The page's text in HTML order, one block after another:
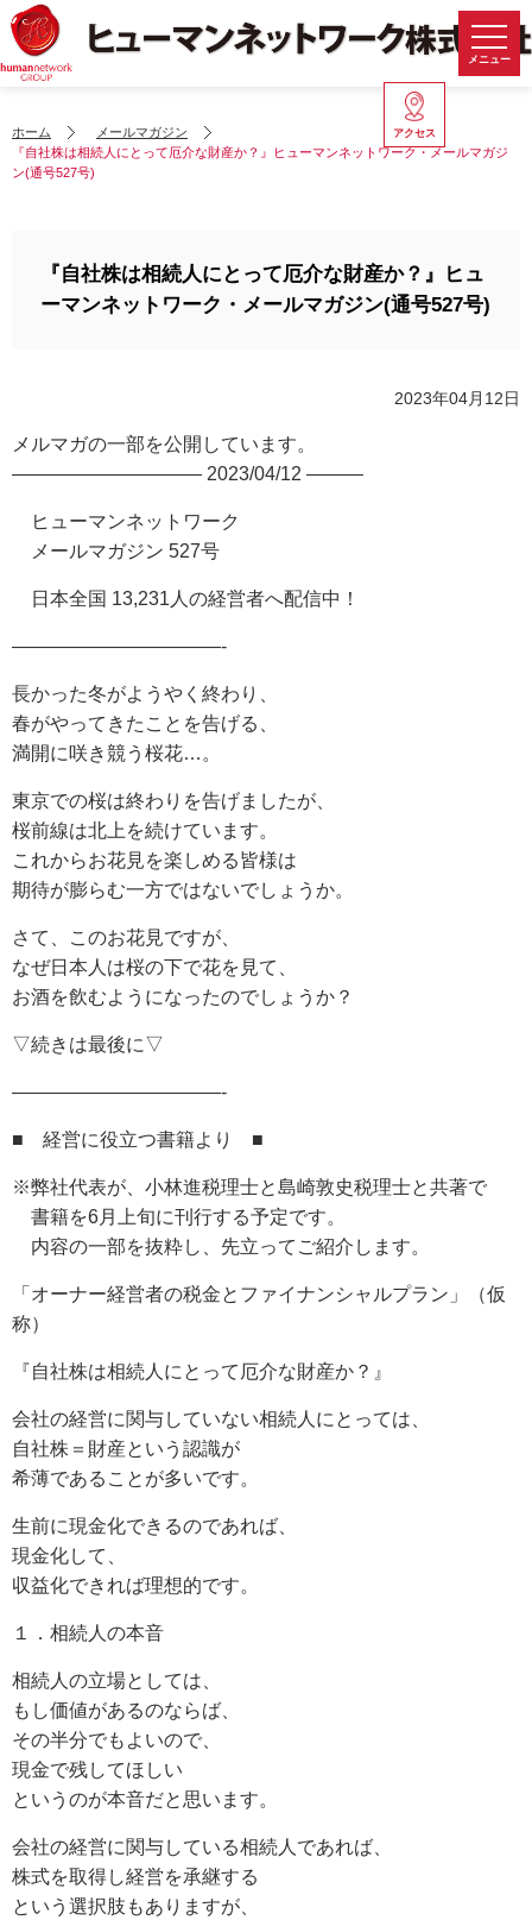
メニュー
アクセス
ホーム
メールマガジン
『自社株は相続人にとって厄介な財産か？』ヒューマンネットワーク・メールマガジ
ン(通号527号)
『自社株は相続人にとって厄介な財産か？』ヒュ
ーマンネットワーク・メールマガジン(通号527号)
2023年04月12日
メルマガの一部を公開しています。
—————————— 2023/04/12 ———
ヒューマンネットワーク
メールマガジン 527号
日本全国 13,231人の経営者へ配信中！
———————————-
長かった冬がようやく終わり、
春がやってきたことを告げる、
満開に咲き競う桜花…。
東京での桜は終わりを告げましたが、
桜前線は北上を続けています。
これからお花見を楽しめる皆様は
期待が膨らむ一方ではないでしょうか。
さて、このお花見ですが、
なぜ日本人は桜の下で花を見て、
お酒を飲むようになったのでしょうか？
▽続きは最後に▽
———————————-
■ 経営に役立つ書籍より ■
※弊社代表が、小林進税理士と島崎敦史税理士と共著で
書籍を6月上旬に刊行する予定です。
内容の一部を抜粋し、先立ってご紹介します。
「オーナー経営者の税金とファイナンシャルプラン」（仮
称）
『自社株は相続人にとって厄介な財産か？』
会社の経営に関与していない相続人にとっては、
自社株＝財産という認識が
希薄であることが多いです。
生前に現金化できるのであれば、
現金化して、
収益化できれば理想的です。
１．相続人の本音
相続人の立場としては、
もし価値があるのならば、
その半分でもよいので、
現金で残してほしい
というのが本音だと思います。
会社の経営に関与している相続人であれば、
株式を取得し経営を承継する
という選択肢もありますが、